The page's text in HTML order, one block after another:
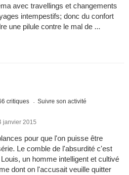
avec travellings et changements
intempestifs; donc du confort
une pilule contre le mal de ...
critiques Suivre son activité
janvier 2015
pour que l'on puisse être
Le comble de l'absurdité c'est
un homme intelligent et cultivé
dont on l'accusait veuille quitter